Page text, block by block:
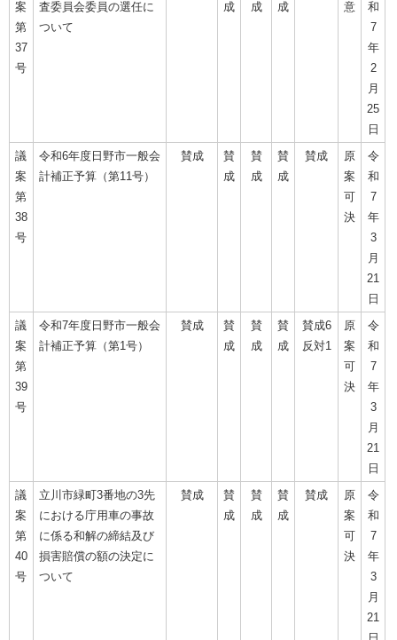
案
第
37
号
査委員会委員の選任に
ついて
成
成
成
意
和
7
年
2
月
25
日
議
案
第
38
号
令和6年度日野市一般会
計補正予算（第11号）
賛成
賛
成
賛
成
賛
成
賛成
原
案
可
決
令
和
7
年
3
月
21
日
議
案
第
39
号
令和7年度日野市一般会
計補正予算（第1号）
賛成
賛
成
賛
成
賛
成
賛成6
反対1
原
案
可
決
令
和
7
年
3
月
21
日
議
案
第
40
号
立川市緑町3番地の3先
における庁用車の事故
に係る和解の締結及び
損害賠償の額の決定に
ついて
賛成
賛
成
賛
成
賛
成
賛成
原
案
可
決
令
和
7
年
3
月
21